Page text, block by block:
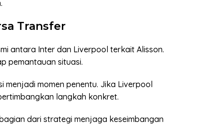
Transfer
antara Inter dan Liverpool terkait Alisson.
pemantauan situasi.
menjadi momen penentu. Jika Liverpool
langkah konkret.
dari strategi menjaga keseimbangan